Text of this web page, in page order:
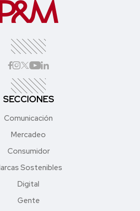
SECCIONES
Comunicación
Mercadeo
Consumidor
Sostenibles
Digital
Gente